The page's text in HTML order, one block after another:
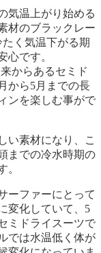
気温上がり始める
材のブラックレー
く気温下がる期
心です。
からあるセミド
から5月までの長
ンを楽しむ事がで
い素材になり、こ
までの冷水時期の
。
ーファーにとって
変化していて、5
ミドライスーツで
では水温低く体が